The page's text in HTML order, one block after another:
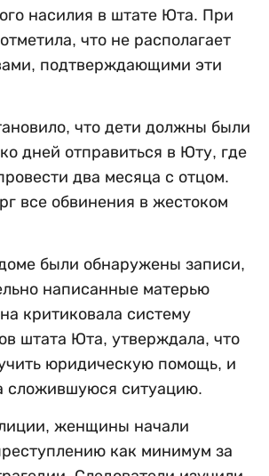
насилия в штате Юта. При
что не располагает
подтверждающими эти
что дети должны были
дней отправиться в Юту, где
два месяца с отцом.
все обвинения в жестоком
были обнаружены записи,
написанные матерью
критиковала систему
штата Юта, утверждала, что
юридическую помощь, и
сложившуюся ситуацию.
женщины начали
как минимум за